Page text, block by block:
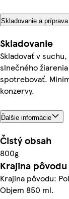
Skladovanie a príprava
Skladovanie
Skladovať v
slnečného
spotrebovať.
konzervy.
Ďalšie informácie
Čistý obsah
800g
Krajina pôvodu
Krajina pôvodu:
Objem 850 ml.